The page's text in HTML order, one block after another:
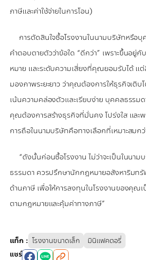
ภาษีและค่าใช้จ่ายในการโอน)
การตัดสินใจซื้อโรงงานในนามบริษัทหรือบุ
คำตอบตายตัวว่าข้อใด “ดีกว่า” เพราะขึ้นอยู่กั
หมาย และระดับความเสี่ยงที่คุณยอมรับได้
มองภาพระยะยาว ว่าคุณต้องการให้ธุรกิจเติบ
เน้นความคล่องตัวและเรียบง่าย บุคคลธรรม
คุณต้องการสร้างธุรกิจที่มั่นคง โปร่งใส และ
การถือในนามบริษัทคือทางเลือกที่เหมาะสมก
“ดังนั้นก่อนซื้อโรงงาน ไม่ว่าจะเป็นในนา
ธรรมดา ควรปรึกษานักกฎหมายอสังหาริมท
ด้านภาษี เพื่อให้การลงทุนในโรงงานของคุณ
ตามกฎหมายและคุ้มค่าทางภาษี”
แท็ก : โรงงานขนาดเล็ก
มินิแฟคตอรี่
แชร์